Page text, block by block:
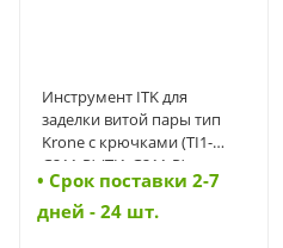
Инструмент ITK для
заделки витой пары тип
Krone с крючками (TI1-
G211-P) (TI1-G211-P)
• Cрок поставки 2-7
дней - 24 шт.